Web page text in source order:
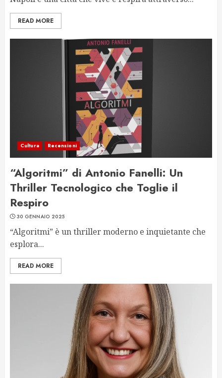
READ MORE
Cultura Recensioni
“Algoritmi” di Antonio Fanelli: Un
Thriller Tecnologico che Toglie il
Respiro
30 GENNAIO 2025
“Algoritmi” è un thriller moderno e inquietante che
esplora...
READ MORE